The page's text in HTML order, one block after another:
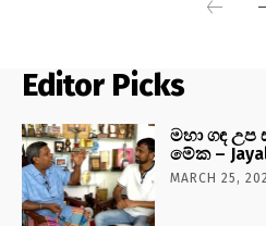
Editor Picks
මහා ගඳ උප
මේක –
MARCH 25,